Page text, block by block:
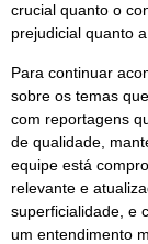
crucial quanto o
prejudicial quanto
Para continuar
sobre os temas
com reportagens
de qualidade,
equipe está
relevante e
superficialidade, e
um entendimento